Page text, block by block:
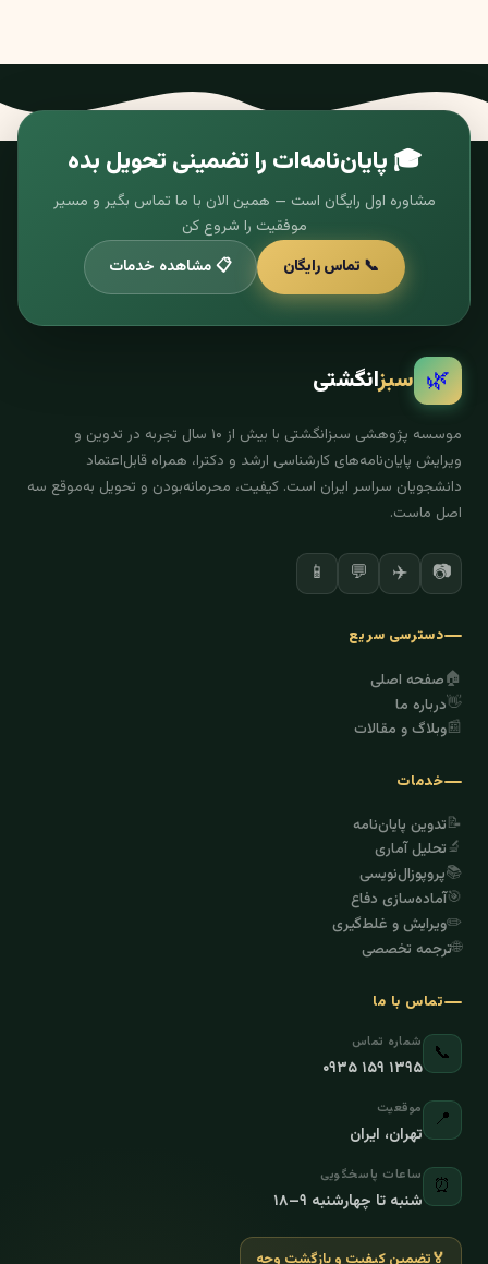
🎓 پایان‌نامه‌ات را تضمینی تحویل بده
مشاوره اول رایگان است — همین الان با ما تماس بگیر و مسیر
موفقیت را شروع کن
📞 تماس رایگان
📋 مشاهده خدمات
🌿 سبزانگشتی
موسسه پژوهشی سبزانگشتی با بیش از ۱۰ سال تجربه در تدوین و
ویرایش پایان‌نامه‌های کارشناسی ارشد و دکترا، همراه قابل‌اعتماد
دانشجویان سراسر ایران است. کیفیت، محرمانه‌بودن و تحویل به‌موقع سه
اصل ماست.
📷
✈️
💬
📱
دسترسی سریع
🏠صفحه اصلی
👋درباره ما
📰وبلاگ و مقالات
خدمات
📝تدوین پایان‌نامه
🔬تحلیل آماری
📚پروپوزال‌نویسی
🎯آماده‌سازی دفاع
✏️ویرایش و غلط‌گیری
🌐ترجمه تخصصی
تماس با ما
📞 شماره تماس
۰۹۳۵ ۱۵۹ ۱۳۹۵
📍 موقعیت
تهران، ایران
⏰ ساعات پاسخگویی
شنبه تا چهارشنبه ۹–۱۸